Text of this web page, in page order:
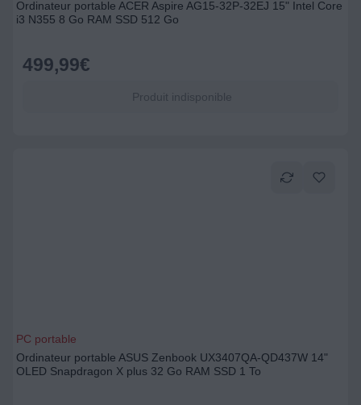
Ordinateur portable ACER Aspire AG15-32P-32EJ 15" Intel Core
i3 N355 8 Go RAM SSD 512 Go
499,99€
Produit indisponible
PC portable
Ordinateur portable ASUS Zenbook UX3407QA-QD437W 14"
OLED Snapdragon X plus 32 Go RAM SSD 1 To